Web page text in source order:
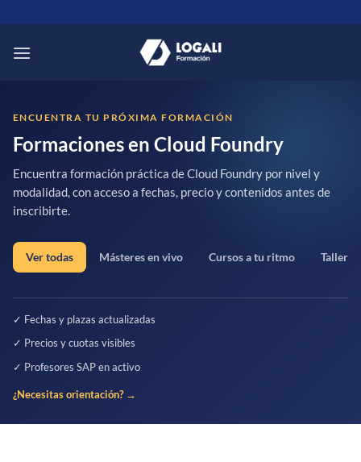
al
contenido
ENCUENTRA TU PRÓXIMA FORMACIÓN
Formaciones en Cloud Foundry
Encuentra formación práctica de Cloud Foundry por nivel y
modalidad, con acceso a fechas, precio y contenidos antes de
inscribirte.
Ver todas Másteres en vivo Cursos a tu ritmo
✓ Fechas y plazas actualizadas
✓ Precios y cuotas visibles
✓ Profesores SAP en activo
¿Necesitas orientación? →